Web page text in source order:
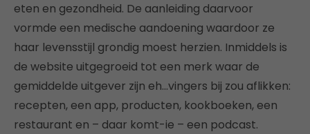
eten en gezondheid. De aanleiding daarvoor
vormde een medische aandoening waardoor ze
haar levensstijl grondig moest herzien. Inmiddels is
de website uitgegroeid tot een merk waar de
gemiddelde uitgever zijn eh…vingers bij zou aflikken:
recepten, een app, producten, kookboeken, een
restaurant en – daar komt-ie – een podcast.